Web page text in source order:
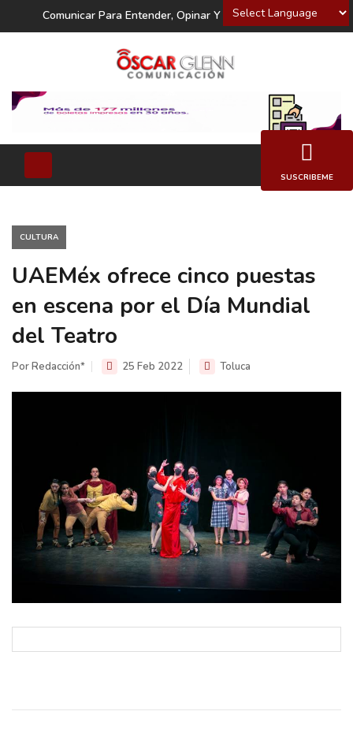
Powered by
Comunicar Para Entender, Opinar Y Decidir
CULTURA
UAEMéx ofrece cinco puestas
en escena por el Día Mundial
del Teatro
Por Redacción* 25 Feb 2022 Toluca
SUSCRIBEME